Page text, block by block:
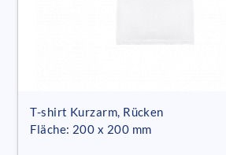
T-shirt Kurzarm, Rücken
Fläche: 200 x 200 mm